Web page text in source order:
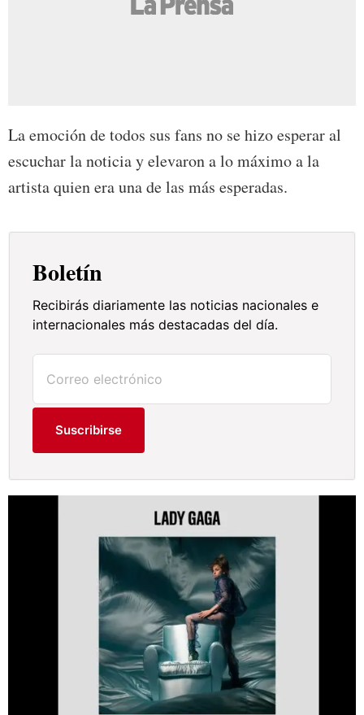
La emoción de todos sus fans no se hizo esperar al
escuchar la noticia y elevaron a lo máximo a la
artista quien era una de las más esperadas.
Boletín
Recibirás diariamente las noticias nacionales e
internacionales más destacadas del día.
Suscribirse